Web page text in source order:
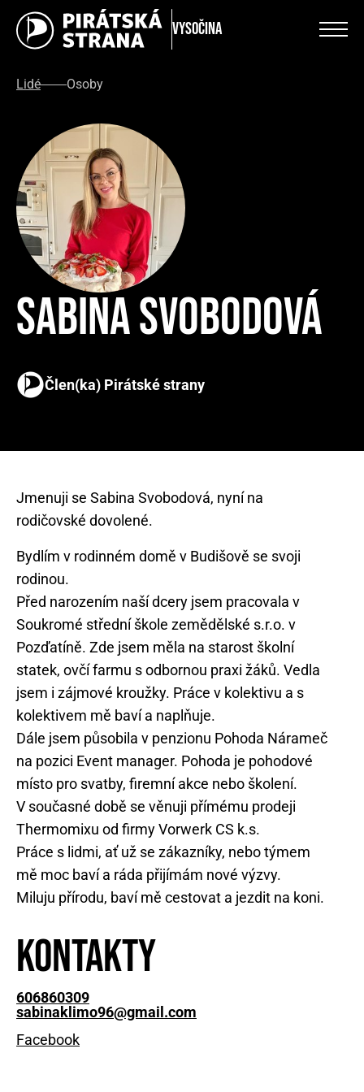
Vysočina
Lidé Osoby
Sabina Svobodová
Člen(ka) Pirátské strany
Jmenuji se Sabina Svobodová, nyní na
Bydlím v rodinném domě v Budišově se svoji
rodinou.
Před narozením naší dcery jsem pracovala v
Soukromé střední škole zemědělské s.r.o. v
Pozďatíně. Zde jsem měla na starost školní
statek, ovčí farmu s odbornou praxi žáků. Vedla
jsem i zájmové kroužky. Práce v kolektivu a s
kolektivem mě baví a naplňuje.
Dále jsem působila v penzionu Pohoda Nárameč
na pozici Event manager. Pohoda je pohodové
místo pro svatby, firemní akce nebo školení.
V současné době se věnuji přímému prodeji
Thermomixu od firmy Vorwerk CS k.s.
Práce s lidmi, ať už se zákazníky, nebo týmem
mě moc baví a ráda přijímám nové výzvy.
Miluju přírodu, baví mě cestovat a jezdit na koni.
Kontakty
606860309
sabinaklimo96@gmail.com
Facebook